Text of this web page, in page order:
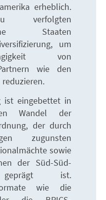
erheblich.
verfolgten
Staaten
um
von
wie den
reduzieren.
ist eingebettet in
Wandel der
der durch
zugunsten
sowie
der Süd-Süd-
geprägt ist.
wie die